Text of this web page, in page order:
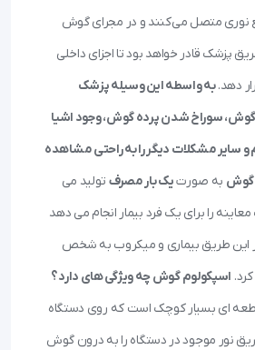
نوری متصل می‌کنند و در مجرای گوش
پزشک قادر خواهد بود تا اجزای داخلی
دهد.به واسطه این وسیله پزشک
گوش، سوراخ شدن پرده گوش، وجود اشیا
و سایر مشکلات دیگر را به راحتی مشاهده
گوش به صورتیک بار مصرف تولید می
را برای یک فرد بیمار انجام می دهد
از این طریق بیماری و میکروب به شخص
اسپکولوم گوش چه ویژگی های دارد؟
ای بسیار کوچک است که روی دستگاه
نور موجود در دستگاه را به درون گوش